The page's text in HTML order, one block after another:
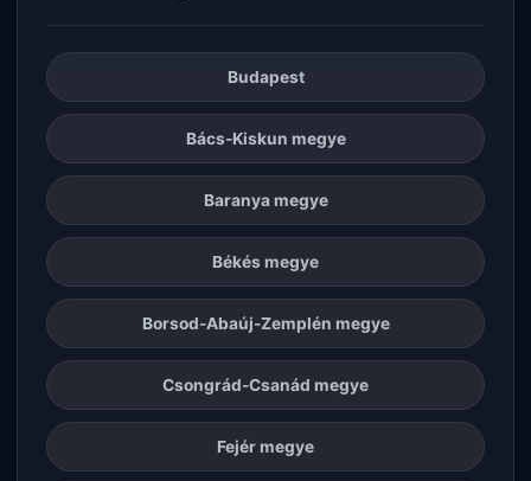
Budapest
Bács-Kiskun megye
Baranya megye
Békés megye
Borsod-Abaúj-Zemplén megye
Csongrád-Csanád megye
Fejér megye